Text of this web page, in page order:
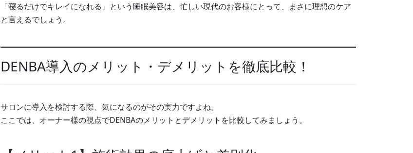
「寝るだけでキレイになれる」という睡眠美容は、忙しい現代のお客様にとって、まさに理想のケア
と言えるでしょう。
DENBA導入のメリット・デメリットを徹底比較！
サロンに導入を検討する際、気になるのがその実力ですよね。
ここでは、オーナー様の視点でDENBAのメリットとデメリットを比較してみましょう。